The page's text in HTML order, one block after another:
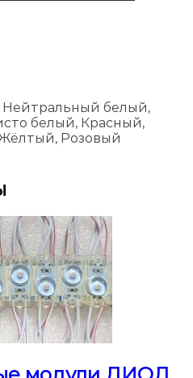
белый,
белый, Красный,
Розовый